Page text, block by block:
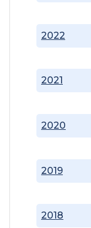
2018
2019
2020
2021
2022